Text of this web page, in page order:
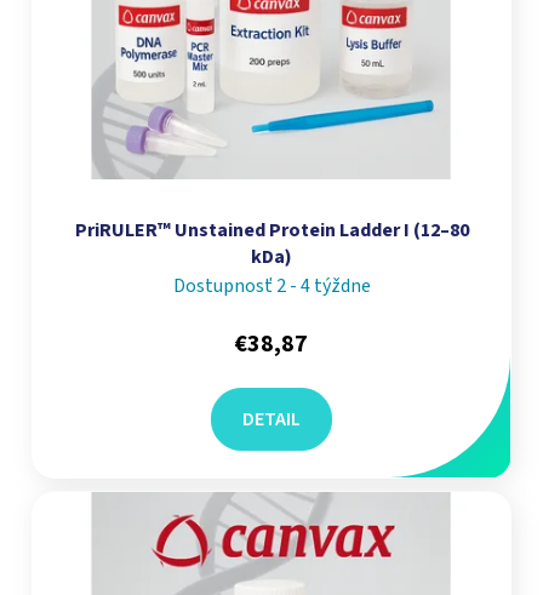
PriRULER™ Unstained Protein Ladder I (12–80
kDa)
Dostupnosť 2 - 4 týždne
€38,87
DETAIL